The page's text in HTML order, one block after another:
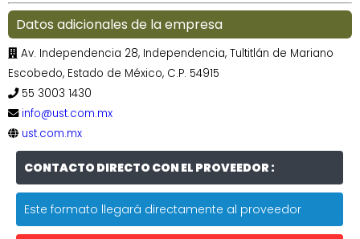
Datos adicionales de la empresa
Av. Independencia 28, Independencia, Tultitlán de Mariano
Escobedo, Estado de México, C.P. 54915
55 3003 1430
info@ust.com.mx
ust.com.mx
CONTACTO DIRECTO CON EL PROVEEDOR :
Este formato llegará directamente al proveedor